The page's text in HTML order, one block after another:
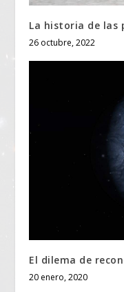
La historia de las
26 octubre, 2022
El dilema de
20 enero, 2020